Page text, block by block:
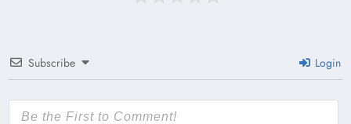
Subscribe Login